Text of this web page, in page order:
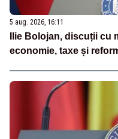
5 aug. 2026, 16:11
Ilie Bolojan, discuții cu
economie, taxe și